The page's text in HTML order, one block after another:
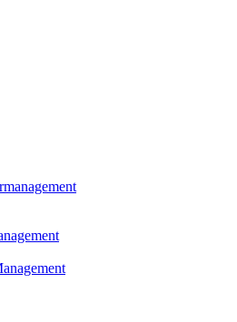
Hier geht's zu den offenen Stellen